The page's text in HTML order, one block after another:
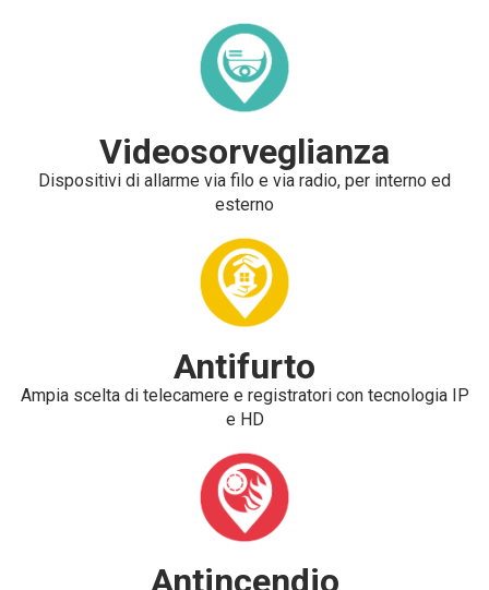
Videosorveglianza
Dispositivi di allarme via filo e via radio, per interno ed
esterno
Antifurto
Ampia scelta di telecamere e registratori con tecnologia IP
e HD
Antincendio